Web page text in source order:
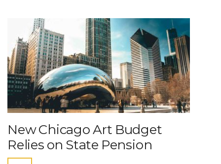
New Chicago Art Budget
Relies on State Pension